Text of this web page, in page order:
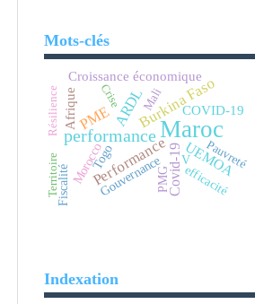
Mots-clés
Maroc
performance
Performance
Burkina Faso
ARDL
PME
Covid-19UEMOA
Afrique
Croissance économique
COVID-19
Gouvernance
Morocco
Togo Pauvreté
Fiscalité
V
Mali
PMG efficacité
Territoire
Crise
Résilience
Indexation